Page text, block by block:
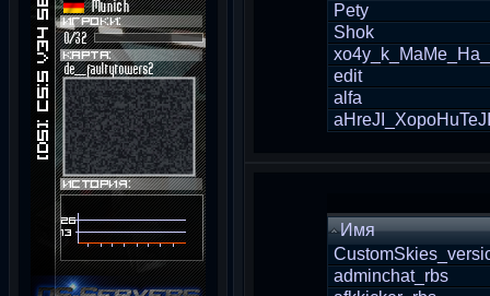
Pety
Shok
edit
alfa
Имя
adminchat_rbs